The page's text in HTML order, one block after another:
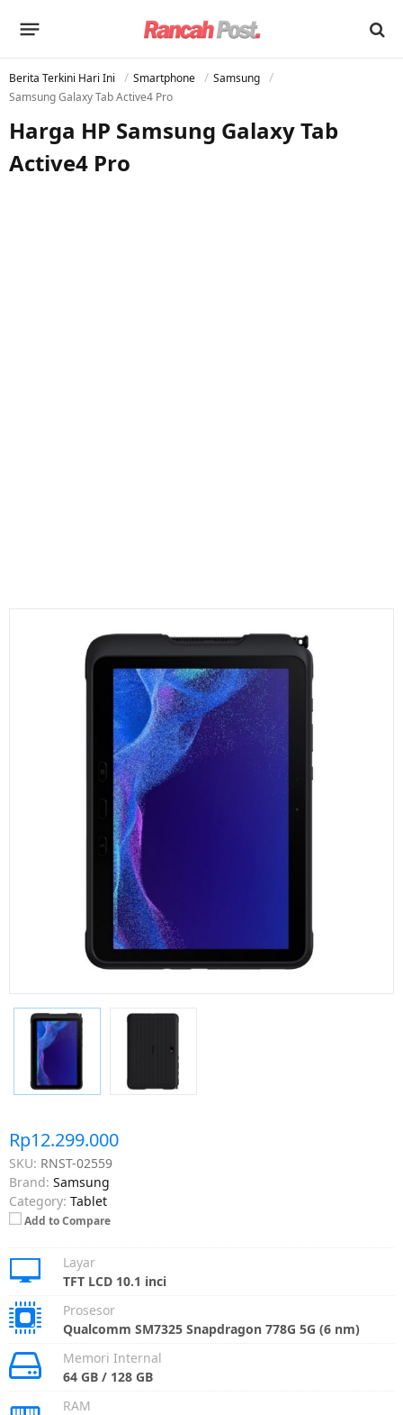
Berita Terkini Hari Ini Smartphone
Samsung
Samsung Galaxy Tab Active4 Pro
Harga HP Samsung Galaxy Tab
Active4 Pro
Rp12.299.000
SKU: RNST-02559
Brand: Samsung
Category: Tablet
Add to Compare
Layar
TFT LCD 10.1 inci
Prosesor
Qualcomm SM7325 Snapdragon 778G 5G (6 nm)
Memori Internal
64 GB / 128 GB
RAM